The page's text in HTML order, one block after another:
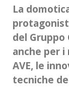
La
del Gruppo
anche per
AVE, le
tecniche